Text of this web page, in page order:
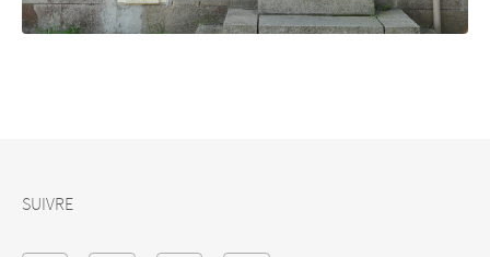
SUIVRE